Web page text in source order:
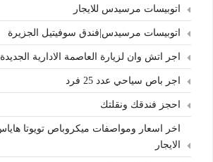
اتوبيسات مرسيدس للايجار
اتوبيسات مرسيدس|فندق سوفيتيل الجزيرة
اجر اتش وان لزيارة العاصمة الادارية الجديدة
اجر باص سياحي عدد 25 فرد
احجز فندقك ونقلتك
الايجار